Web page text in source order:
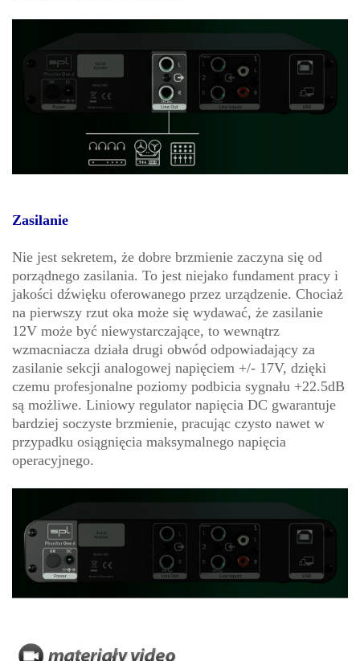
Zasilanie
Nie jest sekretem, że dobre brzmienie zaczyna się od
porządnego zasilania. To jest niejako fundament pracy i
jakości dźwięku oferowanego przez urządzenie. Chociaż
na pierwszy rzut oka może się wydawać, że zasilanie
12V może być niewystarczające, to wewnątrz
wzmacniacza działa drugi obwód odpowiadający za
zasilanie sekcji analogowej napięciem +/- 17V, dzięki
czemu profesjonalne poziomy podbicia sygnału +22.5dB
są możliwe. Liniowy regulator napięcia DC gwarantuje
bardziej soczyste brzmienie, pracując czysto nawet w
przypadku osiągnięcia maksymalnego napięcia
operacyjnego.